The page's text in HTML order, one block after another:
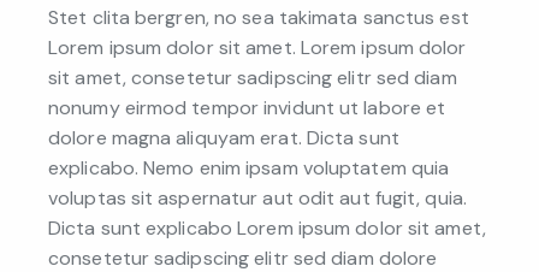
Stet clita bergren, no sea takimata sanctus est
Lorem ipsum dolor sit amet. Lorem ipsum dolor
sit amet, consetetur sadipscing elitr sed diam
nonumy eirmod tempor invidunt ut labore et
dolore magna aliquyam erat. Dicta sunt
explicabo. Nemo enim ipsam voluptatem quia
voluptas sit aspernatur aut odit aut fugit, quia.
Dicta sunt explicabo Lorem ipsum dolor sit amet,
consetetur sadipscing elitr sed diam dolore